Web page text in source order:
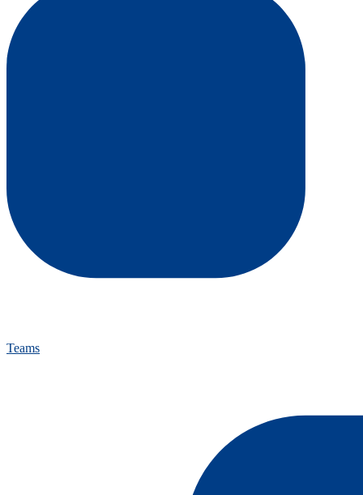
Teams